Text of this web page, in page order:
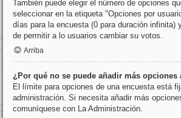
También puede elegir el número de opciones
seleccionar en la etiqueta "Opciones por
días para la encuesta (0 para duración infinita)
de permitir a lo usuarios cambiar su votos.
Arriba
¿Por qué no se puede añadir más opciones
El límite para opciones de una encuesta está
administración. Si necesita añadir más
comuníquese con La Administración.